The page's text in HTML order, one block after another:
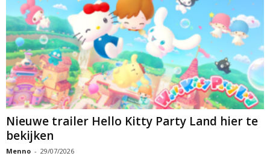
Nieuwe trailer Hello Kitty Party Land hier te
bekijken
Menno - 29/07/2026